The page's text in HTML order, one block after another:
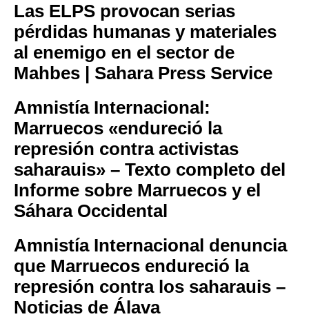
Las ELPS provocan serias
pérdidas humanas y materiales
al enemigo en el sector de
Mahbes | Sahara Press Service
Amnistía Internacional:
Marruecos «endureció la
represión contra activistas
saharauis» – Texto completo del
Informe sobre Marruecos y el
Sáhara Occidental
Amnistía Internacional denuncia
que Marruecos endureció la
represión contra los saharauis –
Noticias de Álava